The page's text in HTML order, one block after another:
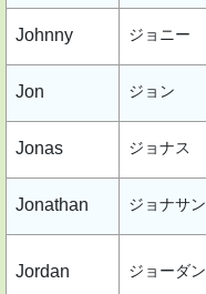
Johnny ジョニー
Jon ジョン
Jonas ジョナス
Jonathan ジョナサン
Jordan ジョーダン